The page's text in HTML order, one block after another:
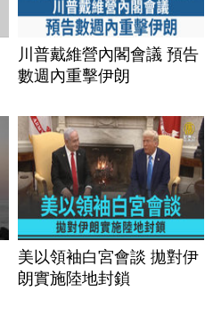
川普戴維營內閣會議 預告
數週內重擊伊朗
美以領袖白宮會談 拋對伊
朗實施陸地封鎖